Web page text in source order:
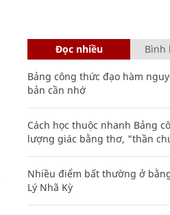
Đọc nhiều Bình
Bảng công thức đạo hàm
bản cần nhớ
Cách học thuộc nhanh Bảng
lượng giác bằng thơ, "thần
Nhiều điểm bất thường ở
Lý Nhã Kỳ